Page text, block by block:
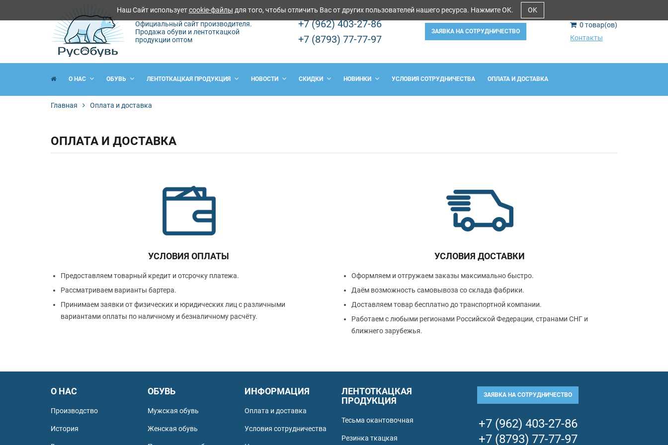
Официальный сайт производителя.
Продажа обуви и лентоткацкой
продукции оптом
+7 (962) 403-27-86
+7 (8793) 77-77-97
ЗАЯВКА НА СОТРУДНИЧЕСТВО
0 товар(ов)
Контакты
О НАС ОБУВЬ ЛЕНТОТКАЦКАЯ ПРОДУКЦИЯ НОВОСТИ СКИДКИ НОВИНКИ УСЛОВИЯ СОТРУДНИЧЕСТВА ОПЛАТА И ДОСТАВКА
Главная Оплата и доставка
ОПЛАТА И ДОСТАВКА
УСЛОВИЯ ОПЛАТЫ
Предоставляем товарный кредит и отсрочку платежа.
Рассматриваем варианты бартера.
Принимаем заявки от физических и юридических лиц с различными
вариантами оплаты по наличному и безналичному расчёту.
УСЛОВИЯ ДОСТАВКИ
Оформляем и отгружаем заказы максимально быстро.
Даём возможность самовывоза со склада фабрики.
Доставляем товар бесплатно до транспортной компании.
Работаем с любыми регионами Российской Федерации, странами СНГ и
ближнего зарубежья.
О НАС
Производство
История
ОБУВЬ
Мужская обувь
Женская обувь
ИНФОРМАЦИЯ
Оплата и доставка
Условия сотрудничества
ЛЕНТОТКАЦКАЯ
ПРОДУКЦИЯ
Тесьма окантовочная
Резинка ткацкая
ЗАЯВКА НА СОТРУДНИЧЕСТВО
+7 (962) 403-27-86
+7 (8793) 77-77-97
Наш Сайт используетcookie-файлы для того, чтобы отличить Вас от других пользователей нашего ресурса. Нажмите OK. OK